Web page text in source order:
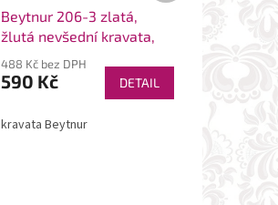
Beytnur 206-3 zlatá,
žlutá nevšední kravata,
488 Kč bez DPH
590 Kč DETAIL
kravata Beytnur